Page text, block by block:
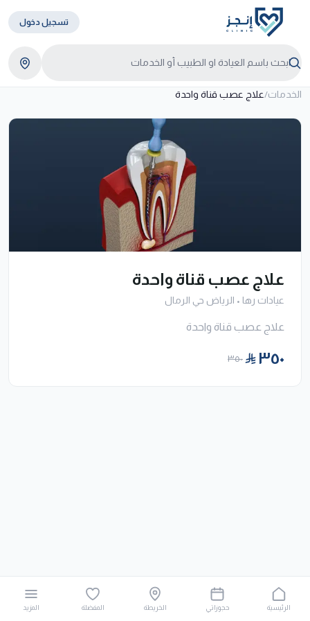
تسجيل دخول
الخدمات/علاج عصب قناة واحدة
علاج عصب قناة واحدة
عيادات رها • الرياض حي الرمال
علاج عصب قناة واحدة
٣٥٠ ٣٥٠
الرئيسية حجوزاتي الخريطة المفضلة المزيد